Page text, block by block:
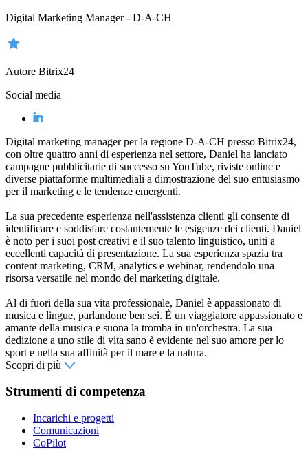
Digital Marketing Manager - D-A-CH
Autore Bitrix24
Social media
Digital marketing manager per la regione D-A-CH presso Bitrix24,
con oltre quattro anni di esperienza nel settore, Daniel ha lanciato
campagne pubblicitarie di successo su YouTube, riviste online e
diverse piattaforme multimediali a dimostrazione del suo entusiasmo
per il marketing e le tendenze emergenti.
La sua precedente esperienza nell'assistenza clienti gli consente di
identificare e soddisfare costantemente le esigenze dei clienti. Daniel
è noto per i suoi post creativi e il suo talento linguistico, uniti a
eccellenti capacità di presentazione. La sua esperienza spazia tra
content marketing, CRM, analytics e webinar, rendendolo una
risorsa versatile nel mondo del marketing digitale.
Al di fuori della sua vita professionale, Daniel è appassionato di
musica e lingue, parlandone ben sei. È un viaggiatore appassionato e
amante della musica e suona la tromba in un'orchestra. La sua
dedizione a uno stile di vita sano è evidente nel suo amore per lo
sport e nella sua affinità per il mare e la natura.
Scopri di più
Strumenti di competenza
Incarichi e progetti
Comunicazioni
CoPilot